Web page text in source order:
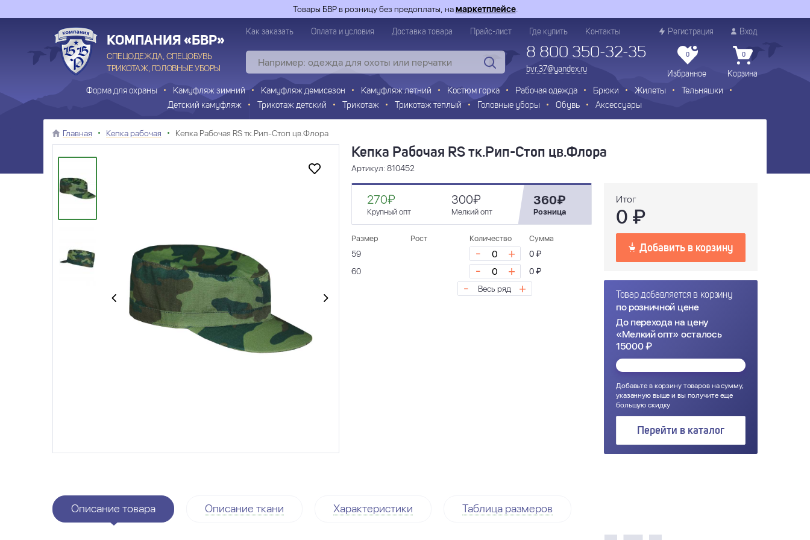
Товары БВР в розницу без предоплаты, намаркетплейсе.
КОМПАНИЯ «БВР»
СПЕЦОДЕЖДА, СПЕЦОБУВЬ
ТРИКОТАЖ, ГОЛОВНЫЕ УБОРЫ
Как заказать Оплата и условия Доставка товара Прайс-лист Где купить Контакты Регистрация Вход
8 800 350-32-35
bvr.37@yandex.ru
0
Избранное
0
Корзина
Форма для охраны Камуфляж зимний Камуфляж демисезон Камуфляж летний Костюм горка Рабочая одежда Брюки Жилеты
Тельняшки
Детский камуфляж
Трикотаж детский Трикотаж Трикотаж теплый Головные уборы Обувь Аксессуары
Главная Кепка рабочая Кепка Рабочая RS тк.Рип-Стоп цв.Флора
Кепка Рабочая RS тк.Рип-Стоп цв.Флора
Артикул: 810452
270₽
Крупный опт
300₽
Мелкий опт
360₽
Розница
Размер Рост Количество Сумма
59 - +
0 ₽
60
- + 0 ₽
- Весь ряд +
Итог
0 ₽
Добавить в корзину
Товар добавляется в корзину
по розничной цене
До перехода на цену
«Мелкий опт» осталось
15000 ₽
Добавьте в корзину товаров на сумму,
указанную выше и вы получите еще
большую скидку
Перейти в каталог
Описание товара Описание ткани Характеристики Таблица размеров